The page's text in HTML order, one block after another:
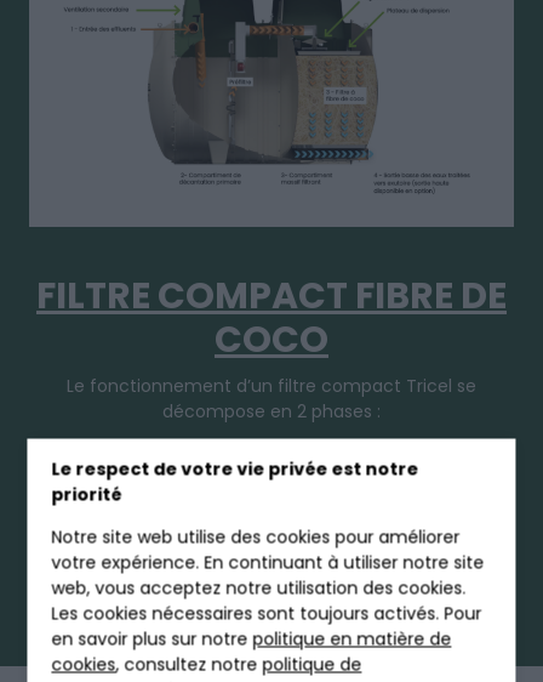
Le respect de votre vie privée est notre
priorité
Notre site web utilise des cookies pour améliorer
votre expérience. En continuant à utiliser notre site
web, vous acceptez notre utilisation des cookies.
Les cookies nécessaires sont toujours activés. Pour
en savoir plus sur notrepolitique en matière de
cookies, consultez notrepolitique de
FILTRE COMPACT FIBRE DE
COCO
Le fonctionnement d’un filtre compact Tricel se
décompose en 2 phases :
le traitement primaire des eaux usées dans le
compartiment fosse septique
(massif filtrant)
Fonctionnement vidéo